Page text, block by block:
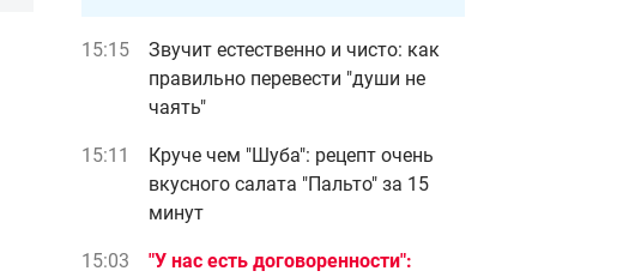
15:15
Звучит естественно и чисто: как
правильно перевести "души не
чаять"
15:11
Круче чем "Шуба": рецепт очень
вкусного салата "Пальто" за 15
минут
15:03
"У нас есть договоренности":